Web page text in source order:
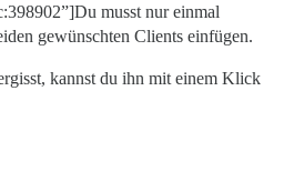
musst nur einmal
gewünschten Clients einfügen.
kannst du ihn mit einem Klick